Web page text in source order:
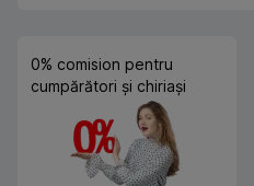
0% comision pentru
cumpărători și chiriași